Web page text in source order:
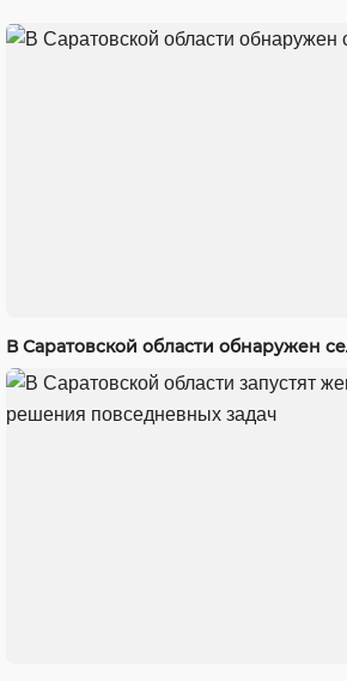
В Саратовской области обнаружен